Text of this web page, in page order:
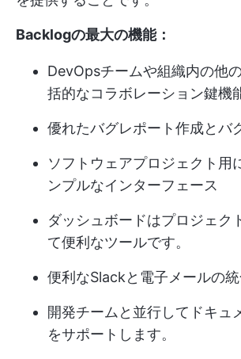
Backlogの最大の機能：
DevOpsチームや組織内の他
括的なコラボレーション鍵機
優れたバグレポート作成とバ
ソフトウェアプロジェクト用
ンプルなインターフェース
ダッシュボードはプロジェク
て便利なツールです。
便利なSlackと電子メールの
開発チームと並行してドキュ
をサポートします。